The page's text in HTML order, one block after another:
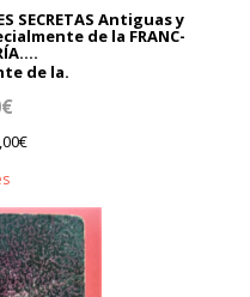
SECRETAS Antiguas y
de la FRANC-
de la.